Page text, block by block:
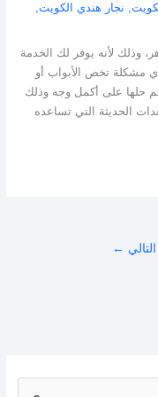
, نجار هندي الكويت,
وذلك لأنه يوفر لك الخدمة
مشكلة تخص الأبواب أو
حلها على أكمل وجه وذلك
الحديثة التي تساعده
التالي ←